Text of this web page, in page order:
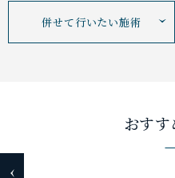
併せて行いたい施術
おす